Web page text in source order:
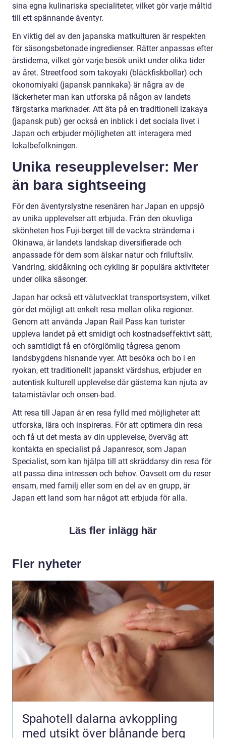
sina egna kulinariska specialiteter, vilket gör varje måltid
till ett spännande äventyr.
En viktig del av den japanska matkulturen är respekten
för säsongsbetonade ingredienser. Rätter anpassas efter
årstiderna, vilket gör varje besök unikt under olika tider
av året. Streetfood som takoyaki (bläckfiskbollar) och
okonomiyaki (japansk pannkaka) är några av de
läckerheter man kan utforska på någon av landets
färgstarka marknader. Att äta på en traditionell izakaya
(japansk pub) ger också en inblick i det sociala livet i
Japan och erbjuder möjligheten att interagera med
lokalbefolkningen.
Unika reseupplevelser: Mer
än bara sightseeing
För den äventyrslystne resenären har Japan en uppsjö
av unika upplevelser att erbjuda. Från den okuvliga
skönheten hos Fuji-berget till de vackra stränderna i
Okinawa, är landets landskap diversifierade och
anpassade för dem som älskar natur och friluftsliv.
Vandring, skidåkning och cykling är populära aktiviteter
under olika säsonger.
Japan har också ett välutvecklat transportsystem, vilket
gör det möjligt att enkelt resa mellan olika regioner.
Genom att använda Japan Rail Pass kan turister
uppleva landet på ett smidigt och kostnadseffektivt sätt,
och samtidigt få en oförglömlig tågresa genom
landsbygdens hisnande vyer. Att besöka och bo i en
ryokan, ett traditionellt japanskt värdshus, erbjuder en
autentisk kulturell upplevelse där gästerna kan njuta av
tatamistävlar och onsen-bad.
Att resa till Japan är en resa fylld med möjligheter att
utforska, lära och inspireras. För att optimera din resa
och få ut det mesta av din upplevelse, överväg att
kontakta en specialist på Japanresor, som Japan
Specialist, som kan hjälpa till att skräddarsy din resa för
att passa dina intressen och behov. Oavsett om du reser
ensam, med familj eller som en del av en grupp, är
Japan ett land som har något att erbjuda för alla.
Läs fler inlägg här
Fler nyheter
Spahotell dalarna avkoppling
med utsikt över blånande berg